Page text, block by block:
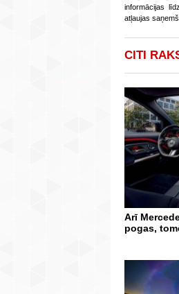
informācijas
atļaujas
CITI
Arī
pogas,